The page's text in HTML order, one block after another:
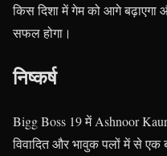
किस दिशा में गेम को आगे
सफल होगा।
निष्कर्ष
Bigg Boss 19 में Ashnoor
विवादित और भावुक पलों में से